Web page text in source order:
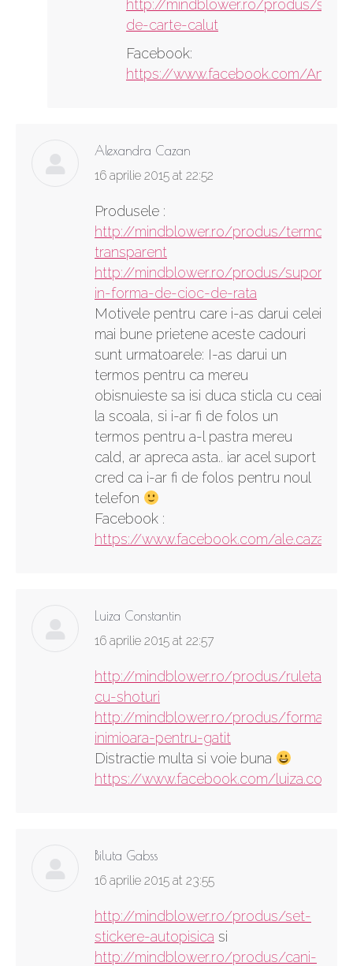
http://mindblower.ro/produs/
de-carte-calut
Facebook:
https://www.facebook.com/
Alexandra Cazan
says:
16 aprilie 2015 at 22:52
Produsele :
http://mindblower.ro/produs/termos-
transparent
http://mindblower.ro/produs/suport-
in-forma-de-cioc-de-rata
Motivele pentru care i-as darui celei
mai bune prietene aceste cadouri
sunt urmatoarele: I-as darui un
termos pentru ca mereu
obisnuieste sa isi duca sticla cu ceai
la scoala, si i-ar fi de folos un
termos pentru a-l pastra mereu
cald, ar apreca asta.. iar acel suport
cred ca i-ar fi de folos pentru noul
telefon
Facebook :
https://www.facebook.com/ale.cazan
Luiza Constantin
says:
16 aprilie 2015 at 22:57
http://mindblower.ro/produs/ruleta-
cu-shoturi
http://mindblower.ro/produs/forma-
inimioara-pentru-gatit
Distractie multa si voie buna
https://www.facebook.com/
Biluta Gabss
says:
16 aprilie 2015 at 23:55
http://mindblower.ro/produs/set-
stickere-autopisica si
http://mindblower.ro/produs/cani-